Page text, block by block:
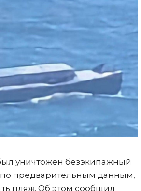
уничтожен безэкипажный
по предварительным данным,
пляж. Об этом сообщил